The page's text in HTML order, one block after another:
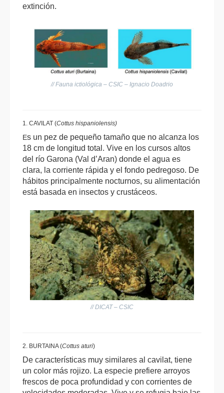
extinción.
// Fauna ictiológica – CSIC – Ignacio Doadrio
1. CAVILAT (Cottus hispaniolensis)
Es un pez de pequeño tamaño que no alcanza los
18 cm de longitud total. Vive en los cursos altos
del río Garona (Val d’Aran) donde el agua es
clara, la corriente rápida y el fondo pedregoso. De
hábitos principalmente nocturnos, su alimentación
está basada en insectos y crustáceos.
// DICAT – CSIC
2. BURTAINA (Cottus aturi)
De características muy similares al cavilat, tiene
un color más rojizo. La especie prefiere arroyos
frescos de poca profundidad y con corrientes de